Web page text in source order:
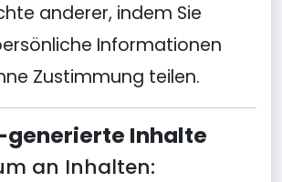
anderer, indem Sie
Informationen
Zustimmung teilen.
generierte Inhalte
an Inhalten: